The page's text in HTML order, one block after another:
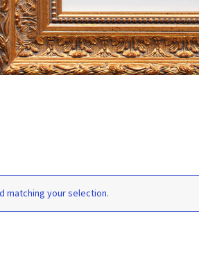
matching your selection.